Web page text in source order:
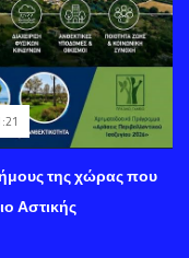
της χώρας που
Αστικής